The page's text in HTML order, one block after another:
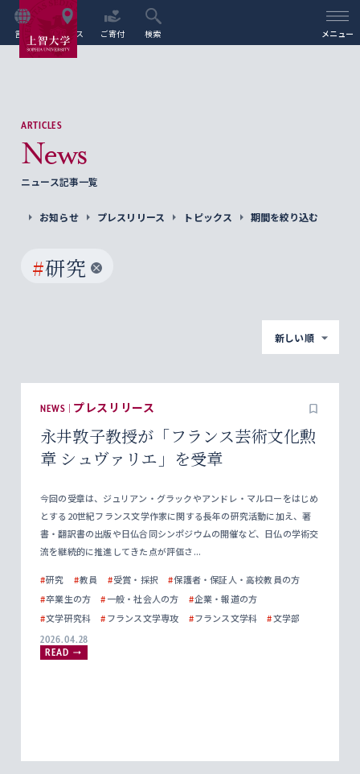
言語 アクセス ご寄付 検索 メニュー
ARTICLES
News
ニュース記事一覧
お知らせ プレスリリース トピックス 期間を絞り込む
#研究
新しい順
NEWS | プレスリリース
永井敦子教授が「フランス芸術文化勲
章 シュヴァリエ」を受章
今回の受章は、ジュリアン・グラックやアンドレ・マルローをはじめ
とする20世紀フランス文学作家に関する長年の研究活動に加え、著
書・翻訳書の出版や日仏合同シンポジウムの開催など、日仏の学術交
流を継続的に推進してきた点が評価さ...
#研究 #教員 #受賞・採択 #保護者・保証人・高校教員の方
#卒業生の方 #一般・社会人の方 #企業・報道の方
#文学研究科 #フランス文学専攻 #フランス文学科 #文学部
2026.04.28
READ